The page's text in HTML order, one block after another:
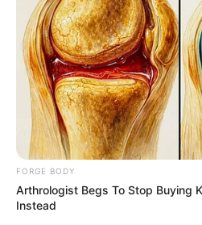
10 Incredible FIFA 2026
BRAINBERRIES
FORGE BODY
Arthrologist Begs To Stop Buying
Instead